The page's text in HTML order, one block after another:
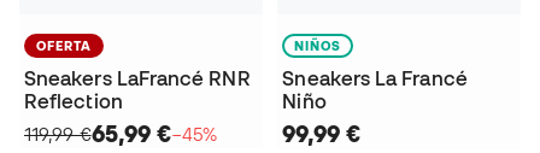
OFERTA
Sneakers LaFrancé RNR
Reflection
119,99 €65,99 €−45%
NIÑOS
Sneakers La Francé
Niño
99,99 €